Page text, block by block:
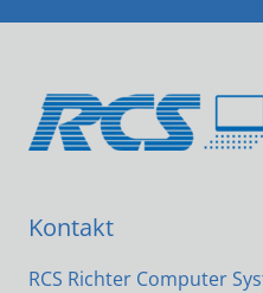
Kontakt
RCS Richter Computer